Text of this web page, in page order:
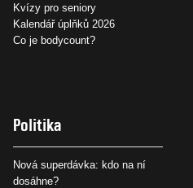
Kvízy pro seniory
Kalendář úplňků 2026
Co je bodycount?
Politika
Nová superdávka: kdo na ní
dosáhne?